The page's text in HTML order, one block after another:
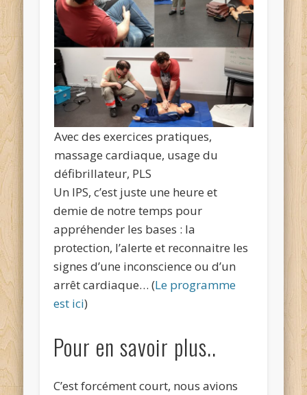
Avec des exercices pratiques,
massage cardiaque, usage du
défibrillateur, PLS
Un IPS, c’est juste une heure et
demie de notre temps pour
appréhender les bases : la
protection, l’alerte et reconnaitre les
signes d’une inconscience ou d’un
arrêt cardiaque… (Le programme
est ici)
Pour en savoir plus..
C’est forcément court, nous avions